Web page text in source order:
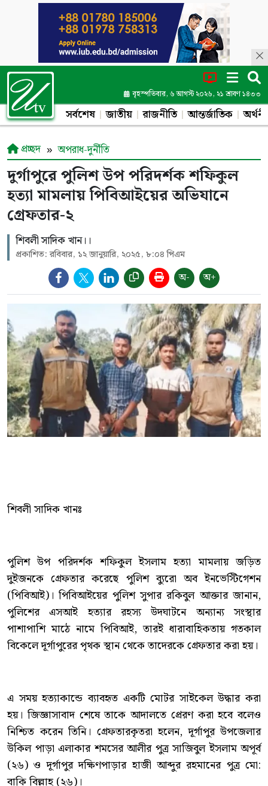
বৃহস্পতিবার, ৬ আগস্ট ২০২৬, ২১ শ্রাবণ ১৪৩৩
সর্বশেষ জাতীয় রাজনীতি আন্তর্জাতিক
প্রচ্ছদ অপরাধ-দুর্নীতি
দুর্গাপুরে পুলিশ উপ পরিদর্শক শফিকুল
হত্যা মামলায় পিবিআইয়ের অভিযানে
গ্রেফতার-২
শিবলী সাদিক খান।।
প্রকাশিত: রবিবার, ১২ জানুয়ারি, ২০২৫, ৮:০৪ পিএম
অ- অ+
শিবলী সাদিক খানঃ
পুলিশ উপ পরিদর্শক শফিকুল ইসলাম হত্যা মামলায় জড়িত
দুইজনকে গ্রেফতার করেছে পুলিশ ব্যুরো অব ইনভেস্টিগেশন
(পিবিআই)। পিবিআইয়ের পুলিশ সুপার রকিবুল আক্তার জানান,
পুলিশের এসআই হত্যার রহস্য উদঘাটনে অন্যান্য সংস্থার
পাশাপাশি মাঠে নামে পিবিআই, তারই ধারাবাহিকতায় গতকাল
বিকেলে দূর্গাপুরের পৃথক স্থান থেকে তাদেরকে গ্রেফতার করা হয়।
এ সময় হত্যাকান্ডে ব্যাবহৃত একটি মোটর সাইকেল উদ্ধার করা
হয়। জিজ্ঞাসাবাদ শেষে তাকে আদালতে প্রেরণ করা হবে বলেও
নিশ্চিত করেন তিনি। গ্রেফতারকৃতরা হলেন, দূর্গাপুর উপজেলার
উকিল পাড়া এলাকার শমসের আলীর পুত্র সাজিবুল ইসলাম অপূর্ব
(২৬) ও দূর্গাপুর দক্ষিণপাড়ার হাজী আব্দুর রহমানের পুত্র মো:
বাকি বিল্লাহ (২৬)।